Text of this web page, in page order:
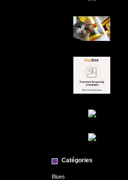
Catégories
Blues